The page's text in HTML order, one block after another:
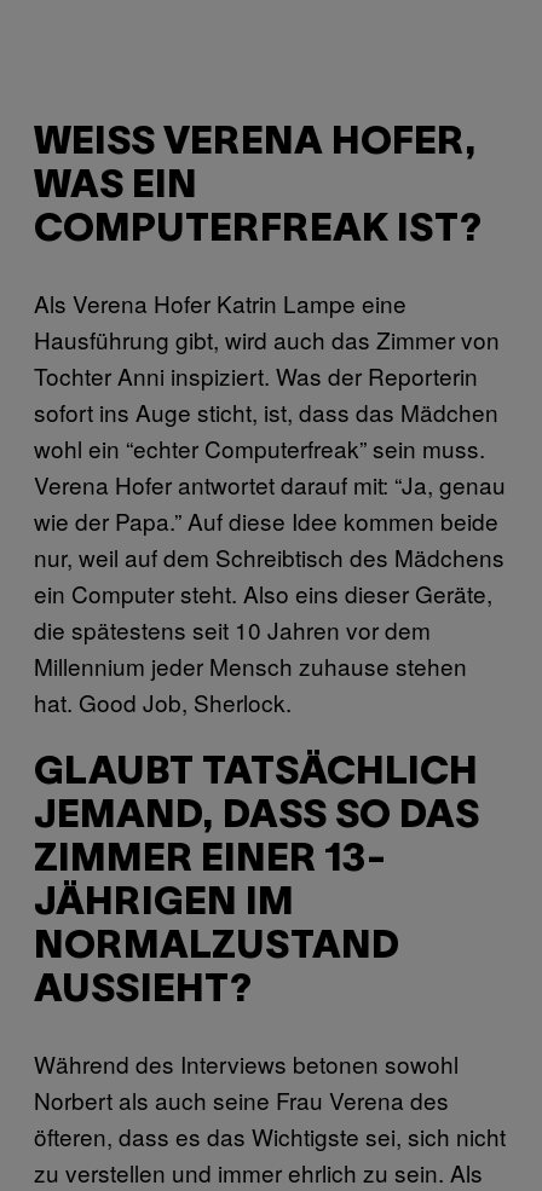
WEISS VERENA HOFER, W
AS EIN C
OMPUTERFREAK IST?
Als Verena Hofer Katrin Lampe eine
Hausführung gibt, wird auch das Zimmer von
Tochter Anni inspiziert. Was der Reporterin
sofort ins Auge sticht, ist, dass das Mädchen
wohl ein “echter Computerfreak” sein muss.
Verena Hofer antwortet darauf mit: “Ja, genau
wie der Papa.” Auf diese Idee kommen beide
nur, weil auf dem Schreibtisch des Mädchens
ein Computer steht. Also eins dieser Geräte,
die spätestens seit 10 Jahren vor dem
Millennium jeder Mensch zuhause stehen
hat. Good Job, Sherlock.
GLAUBT TATSÄCHLICH
JEMAND, DASS SO DAS
ZIMMER EINER 13-
JÄHRIGEN IM
NORMALZUSTAND
AUSSIEHT?
Während des Interviews betonen sowohl
Norbert als auch seine Frau Verena des
öfteren, dass es das Wichtigste sei, sich nicht
zu verstellen und immer ehrlich zu sein. Als